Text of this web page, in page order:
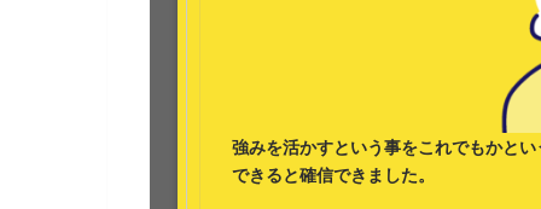
強みを活かすという事をこれでもかと
できると確信できました。